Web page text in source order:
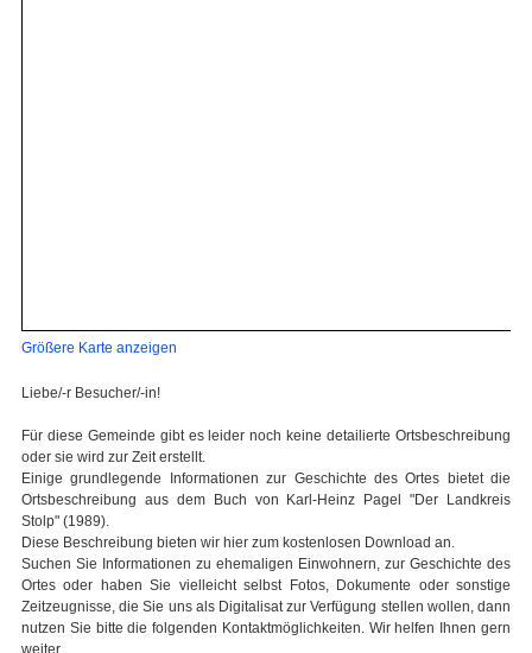
Größere Karte anzeigen
Liebe/-r Besucher/-in!
Für diese Gemeinde gibt es leider noch keine detailierte Ortsbeschreibung
oder sie wird zur Zeit erstellt.
Einige grundlegende Informationen zur Geschichte des Ortes bietet die
Ortsbeschreibung aus dem Buch von Karl-Heinz Pagel "Der Landkreis
Stolp" (1989).
Diese Beschreibung bieten wir hier zum kostenlosen Download an.
Suchen Sie Informationen zu ehemaligen Einwohnern, zur Geschichte des
Ortes oder haben Sie vielleicht selbst Fotos, Dokumente oder sonstige
Zeitzeugnisse, die Sie uns als Digitalisat zur Verfügung stellen wollen, dann
nutzen Sie bitte die folgenden Kontaktmöglichkeiten. Wir helfen Ihnen gern